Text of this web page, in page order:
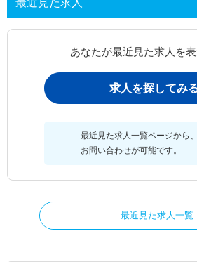
最近見た求人
あなたが最近見た求人を
求人を探してみ
最近見た求人一覧ページから、
お問い合わせが可能です。
最近見た求人一覧